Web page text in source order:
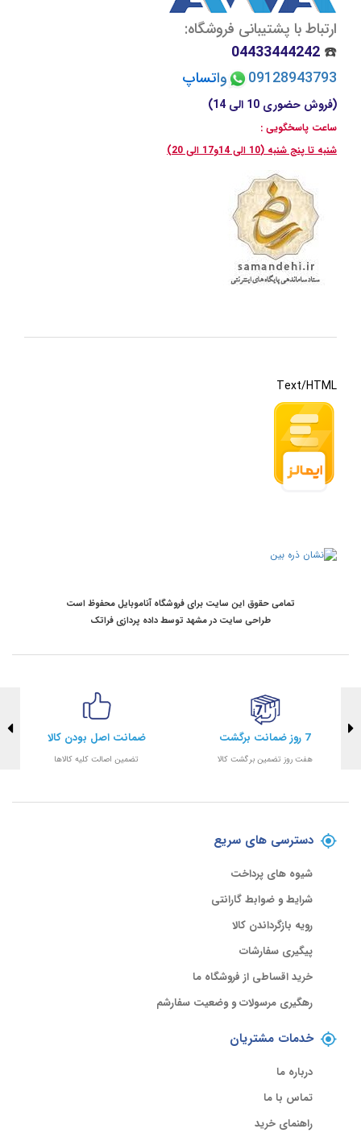
ارتباط با پشتیبانی فروشگاه:
☎️
04433444242
09128943793
واتساپ
(فروش حضوری 10 الی 14)
ساعت پاسخگویی :
شنبه تا پنج شنبه (10 الی 14و17 الی 20)
Text/HTML
تمامی حقوق این سایت برای فروشگاه آناموبایل محفوظ است
طراحی سایت در مشهد توسطداده پردازی فراتک
7 روز ضمانت برگشت
هفت روز تضمین برگشت کالا
ضمانت اصل بودن کالا
تضمین اصالت کلیه کالاها
دسترسی های سریع
شیوه های پرداخت
شرایط و ضوابط گارانتی
رویه بازگرداندن کالا
پیگیری سفارشات
خرید اقساطی از فروشگاه ما
رهگیری مرسولات و وضعیت سفارشم
خدمات مشتریان
درباره ما
تماس با ما
راهنمای خرید